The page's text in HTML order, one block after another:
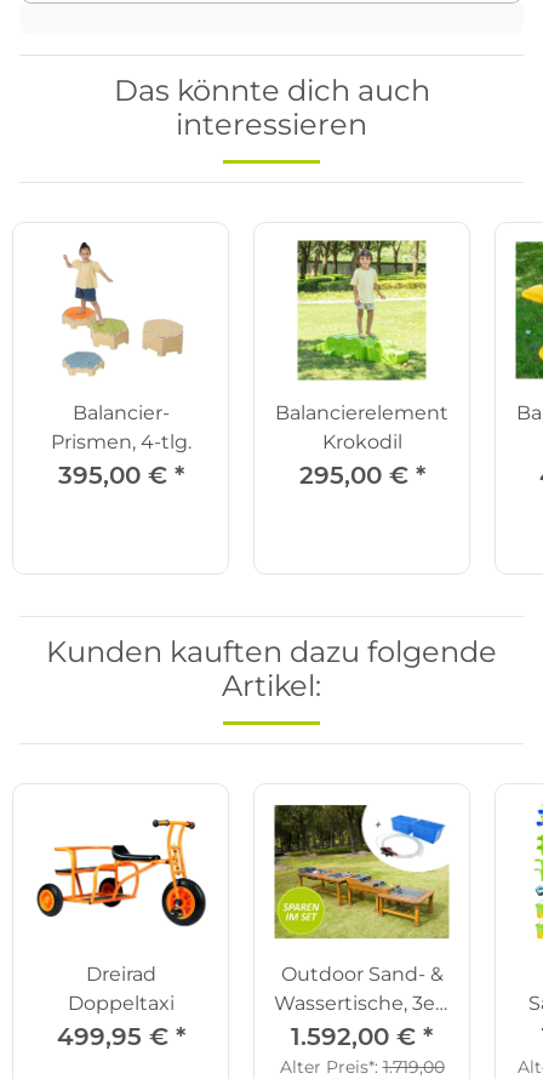
Das könnte dich auch
interessieren
Balancier-
Prismen, 4-tlg.
395,00 € *
Balancierelement
Krokodil
295,00 € *
Kunden kauften dazu folgende
Artikel:
Dreirad
Doppeltaxi
499,95 € *
Outdoor Sand- &
Wassertische, 3er-
Set
1.592,00 € *
Alter Preis*:1.719,00